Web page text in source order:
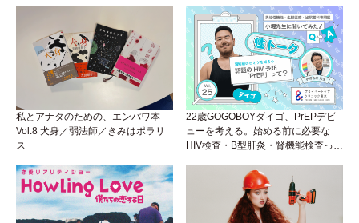
（Vol.26）
私とアナタのための、エンパワ本
Vol.8 犬身／弱法師／きみはポラリ
ス
22歳GOGOBOYダイゴ、PrEPデビ
ューを考える。始める前に必要な
HIV検査・B型肝炎・腎機能検査っ
性トーク～聞きにくいことは小堀先
生に聞けばイイ！（Vol.25）